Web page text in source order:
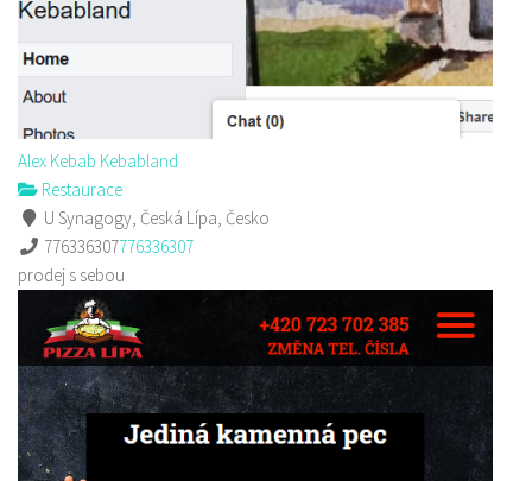
Alex Kebab Kebabland
Restaurace
U Synagogy, Česká Lípa, Česko
776336307776336307
prodej s sebou